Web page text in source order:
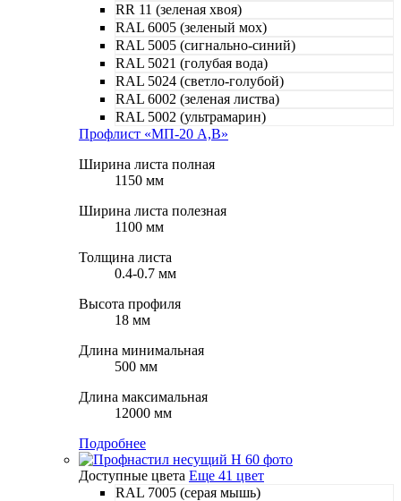
RR 11 (зеленая хвоя)
RAL 6005 (зеленый мох)
RAL 5005 (сигнально-синий)
RAL 5021 (голубая вода)
RAL 5024 (светло-голубой)
RAL 6002 (зеленая листва)
RAL 5002 (ультрамарин)
Профлист «МП-20 A,B»
Ширина листа полная
1150 мм
Ширина листа полезная
1100 мм
Толщина листа
0.4-0.7 мм
Высота профиля
18 мм
Длина минимальная
500 мм
Длина максимальная
12000 мм
Подробнее
Доступные цвета Еще 41 цвет
RAL 7005 (серая мышь)